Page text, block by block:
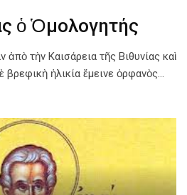
ὁ Ὁμολογητής
ἀπὸ τὴν Καισάρεια τῆς Βιθυνίας καὶ
βρεφικὴ ἡλικία ἔμεινε ὀρφανὸς…